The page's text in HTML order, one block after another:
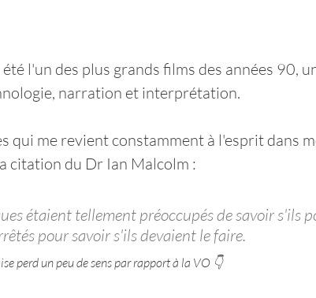
été l'un des plus grands films des années 90,
narration et interprétation.
qui me revient constamment à l'esprit dans
citation du Dr Ian Malcolm :
étaient tellement préoccupés de savoir s'ils
pour savoir s'ils devaient le faire.
perd un peu de sens par rapport à la VO 👇